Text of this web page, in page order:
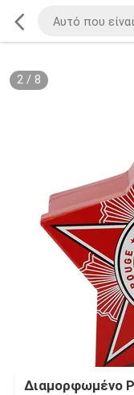
2/ 8
Διαμορφωμένο